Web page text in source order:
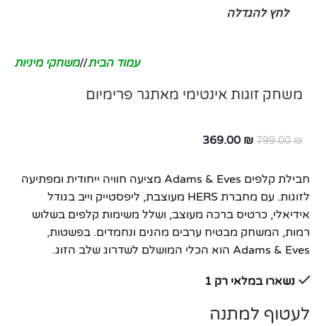
לחץ להגדלה
עמוד הבית/ משחקי מיניות
משחק זוגות אינטימי מאתגר פרימיום
799.00₪
369.00 ₪
חבילת קלפים Adams & Eves מציעה חוויה ייחודית ומפתיעה
לזוגות. עם מחברת HERS מעוצבת, ליפסטייק וייב בגודל
אידיאלי, כרטיס ברכה מעוצב, ושלל משימות קלפים בשלוש
רמות, המשחק מבטיח ערבים מהנים ונחמדים. בפשטות,
Adams & Eves הוא הכלי המושלם לשדרוג שלב הזוג.
נשארו במלאי רק 1
לעטוף למתנה